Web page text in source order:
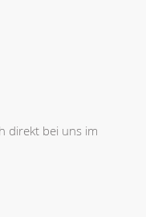
direkt bei uns im